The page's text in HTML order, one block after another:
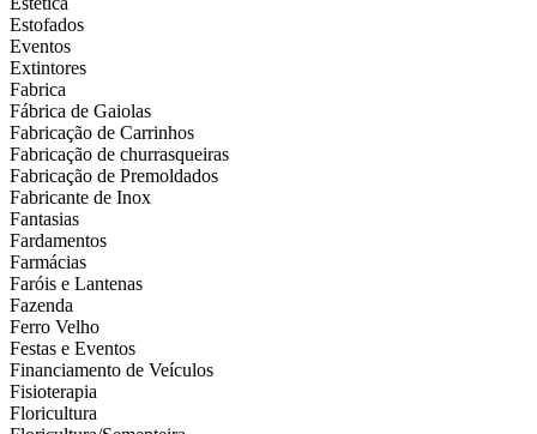
Estofados
Eventos
Extintores
Fabrica
Fábrica de Gaiolas
Fabricação de Carrinhos
Fabricação de churrasqueiras
Fabricação de Premoldados
Fabricante de Inox
Fantasias
Fardamentos
Farmácias
Faróis e Lantenas
Fazenda
Ferro Velho
Festas e Eventos
Financiamento de Veículos
Fisioterapia
Floricultura